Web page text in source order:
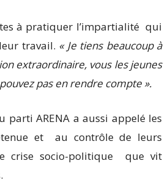
à pratiquer l’impartialité qui
travail. « Je tiens beaucoup à
extraordinaire, vous les jeunes
pas en rendre compte ».
parti ARENA a aussi appelé les
et au contrôle de leurs
crise socio-politique que vit